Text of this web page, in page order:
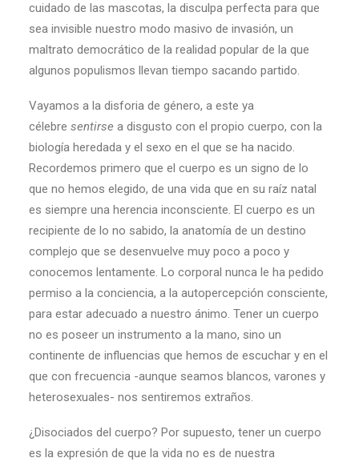
cuidado de las mascotas, la disculpa perfecta para que
sea invisible nuestro modo masivo de invasión, un
maltrato democrático de la realidad popular de la que
algunos populismos llevan tiempo sacando partido.
Vayamos a la disforia de género, a este ya
célebre sentirse a disgusto con el propio cuerpo, con la
biología heredada y el sexo en el que se ha nacido.
Recordemos primero que el cuerpo es un signo de lo
que no hemos elegido, de una vida que en su raíz natal
es siempre una herencia inconsciente. El cuerpo es un
recipiente de lo no sabido, la anatomía de un destino
complejo que se desenvuelve muy poco a poco y
conocemos lentamente. Lo corporal nunca le ha pedido
permiso a la conciencia, a la autopercepción consciente,
para estar adecuado a nuestro ánimo. Tener un cuerpo
no es poseer un instrumento a la mano, sino un
continente de influencias que hemos de escuchar y en el
que con frecuencia -aunque seamos blancos, varones y
heterosexuales- nos sentiremos extraños.
¿Disociados del cuerpo? Por supuesto, tener un cuerpo
es la expresión de que la vida no es de nuestra